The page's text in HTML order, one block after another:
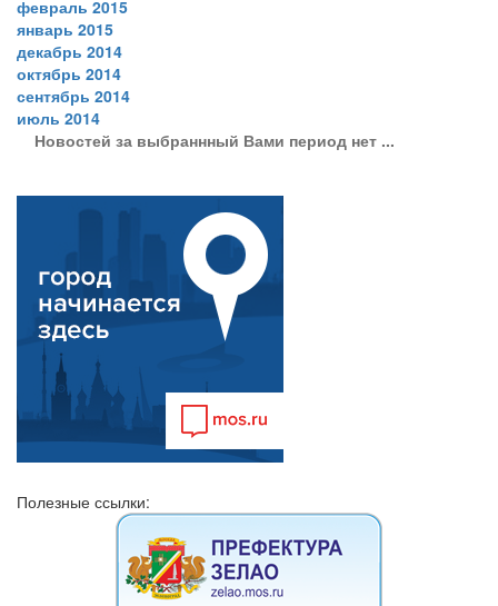
февраль 2015
январь 2015
декабрь 2014
октябрь 2014
сентябрь 2014
июль 2014
Новостей за выбраннный Вами период нет ...
Полезные ссылки: